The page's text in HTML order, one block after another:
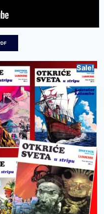
Sale!